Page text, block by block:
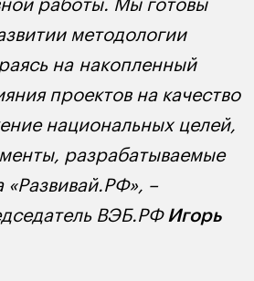
методологии
на накопленный
проектов на качество
национальных целей,
разрабатываемые
«Развивай.РФ», –
ВЭБ.РФИгорь